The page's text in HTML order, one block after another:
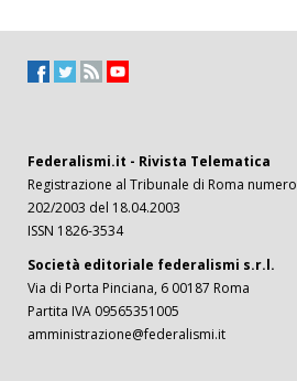
Federalismi.it - Rivista Telematica
Registrazione al Tribunale di Roma numero
202/2003 del 18.04.2003
ISSN 1826-3534
Società editoriale federalismi s.r.l.
Via di Porta Pinciana, 6 00187 Roma
Partita IVA 09565351005
amministrazione@federalismi.it